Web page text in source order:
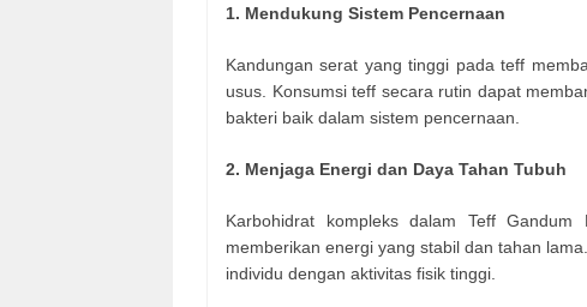
1. Mendukung Sistem Pencernaan
Kandungan serat yang tinggi pada teff
usus. Konsumsi teff secara rutin dapat
bakteri baik dalam sistem pencernaan.
2. Menjaga Energi dan Daya Tahan Tubuh
Karbohidrat kompleks dalam Teff
memberikan energi yang stabil dan tahan
individu dengan aktivitas fisik tinggi.